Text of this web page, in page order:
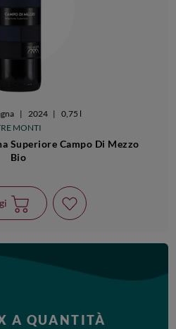
| 2024 | 0,75 l
MONTI
Superiore Campo Di Mezzo
Bio
A QUANTITÀ